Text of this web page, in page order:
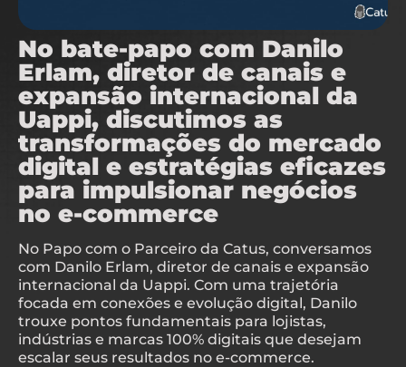
No bate-papo com Danilo
Erlam, diretor de canais e
expansão internacional da
Uappi, discutimos as
transformações do mercado
digital e estratégias eficazes
para impulsionar negócios
no e-commerce
No Papo com o Parceiro da Catus, conversamos
com Danilo Erlam, diretor de canais e expansão
internacional da Uappi. Com uma trajetória
focada em conexões e evolução digital, Danilo
trouxe pontos fundamentais para lojistas,
indústrias e marcas 100% digitais que desejam
escalar seus resultados no e-commerce.